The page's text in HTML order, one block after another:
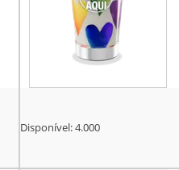
Disponível:4.000